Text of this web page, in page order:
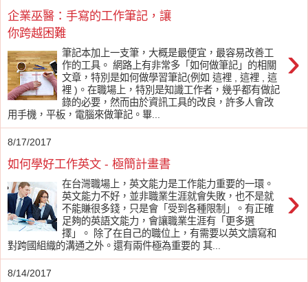
企業巫醫：手寫的工作筆記，讓
你跨越困難
›
筆記本加上一支筆，大概是最便宜，最容易改善工
作的工具。 網路上有非常多「如何做筆記」的相關
文章，特別是如何做學習筆記(例如 這裡 , 這裡 , 這
裡 )。在職場上，特別是知識工作者，幾乎都有做記
錄的必要，然而由於資訊工具的改良，許多人會改
用手機，平板，電腦來做筆記。畢...
8/17/2017
如何學好工作英文 - 極簡計畫書
›
在台灣職場上，英文能力是工作能力重要的一環。
英文能力不好，並非職業生涯就會失敗，也不是就
不能賺很多錢，只是會「受到各種限制」。有正確
足夠的英語文能力，會讓職業生涯有「更多選
擇」。 除了在自己的職位上，有需要以英文讀寫和
對跨國組織的溝通之外。還有兩件極為重要的 其...
8/14/2017